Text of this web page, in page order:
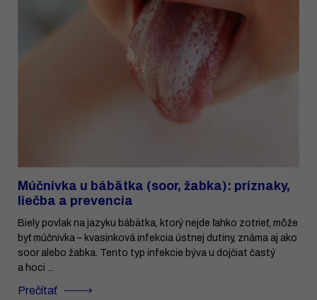
Múčnivka u bábätka (soor, žabka): príznaky,
liečba a prevencia
Biely povlak na jazyku bábätka, ktorý nejde ľahko zotrieť, môže
byť múčnivka – kvasinková infekcia ústnej dutiny, známa aj ako
soor alebo žabka. Tento typ infekcie býva u dojčiat častý
a hoci ...
Prečítať